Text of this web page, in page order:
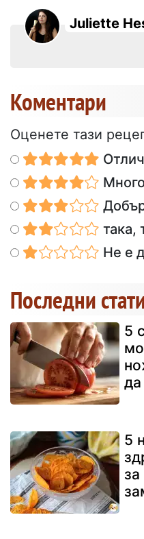
Juliette
Коментари
Оценете тази
така,
Не е
Последни
5
да
5